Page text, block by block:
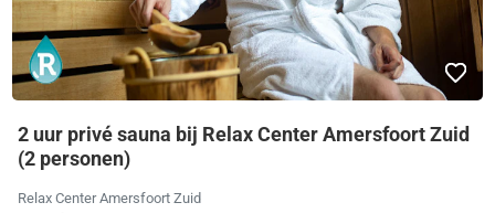
2 uur privé sauna bij Relax Center Amersfoort Zuid
(2 personen)
Relax Center Amersfoort Zuid